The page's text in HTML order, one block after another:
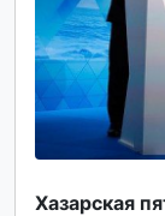
Хазарская